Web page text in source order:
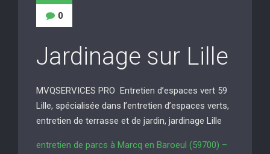
0
Jardinage sur Lille
MVQSERVICES PRO Entretien d’espaces vert 59
Lille, spécialisée dans l’entretien d’espaces verts,
entretien de terrasse et de jardin, jardinage Lille
entretien de parcs à Marcq en Baroeul (59700) –